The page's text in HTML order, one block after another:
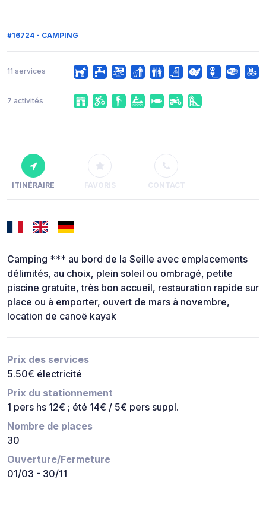
#16724 - CAMPING
11 services
7 activités
ITINÉRAIRE FAVORIS CONTACT
Camping *** au bord de la Seille avec emplacements
délimités, au choix, plein soleil ou ombragé, petite
piscine gratuite, très bon accueil, restauration rapide sur
place ou à emporter, ouvert de mars à novembre,
location de canoë kayak
Prix des services
5.50€ électricité
Prix du stationnement
1 pers hs 12€ ; été 14€ / 5€ pers suppl.
Nombre de places
30
Ouverture/Fermeture
01/03 - 30/11